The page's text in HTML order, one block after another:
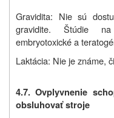
Gravidita: Nie sú
gravidite. Štúdie
embryotoxické a
Laktácia: Nie je známe,
4.7. Ovplyvnenie
obsluhovať stroje